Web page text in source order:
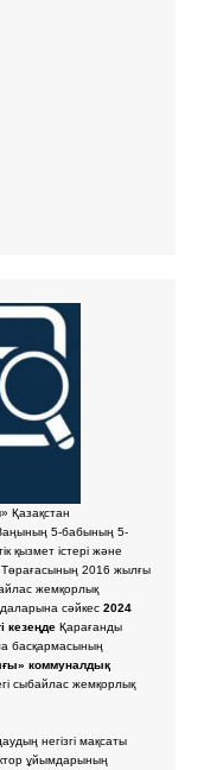
Қазақстан
5-бабының 5-
қызмет істері және
Төрағасының 2016 жылғы
жемқорлық
сәйкес2024
кезеңде Қарағанды
басқармасының
коммуналдық
сыбайлас жемқорлық
негізгі мақсаты
ұйымдарының